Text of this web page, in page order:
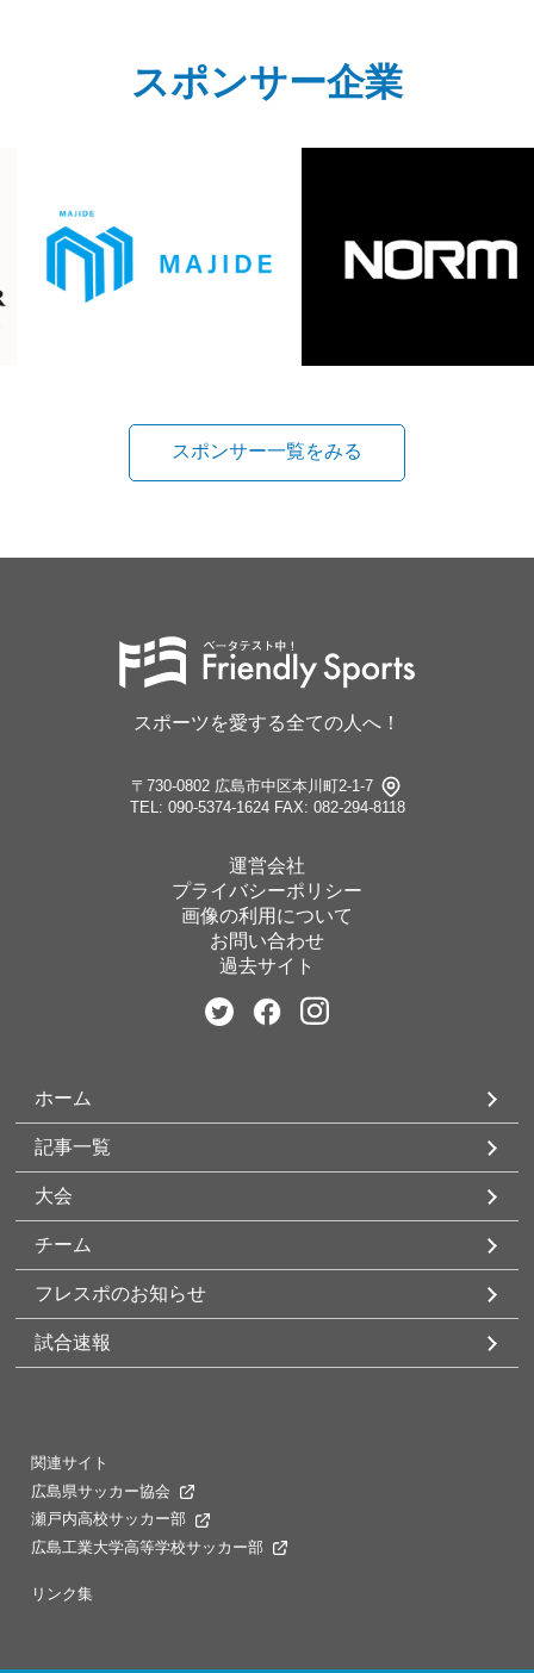
スポンサー企業
スポンサー一覧をみる
スポーツを愛する全ての人へ！
〒730-0802 広島市中区本川町2-1-7
TEL: 090-5374-1624 FAX: 082-294-8118
運営会社
プライバシーポリシー
画像の利用について
お問い合わせ
過去サイト
ホーム
記事一覧
大会
チーム
フレスポのお知らせ
試合速報
関連サイト
広島県サッカー協会
瀬戸内高校サッカー部
広島工業大学高等学校サッカー部
リンク集